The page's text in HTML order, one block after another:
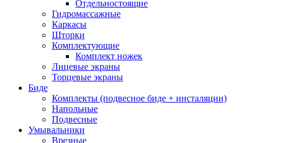
Отдельностоящие
Гидромассажные
Каркасы
Шторки
Комплектующие
Комплект ножек
Лицевые экраны
Торцевые экраны
Биде
Комплекты (подвесное биде + инсталяции)
Напольные
Подвесные
Умывальники
Врезные